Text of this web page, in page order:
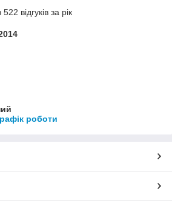
відгуків за рік
роботи